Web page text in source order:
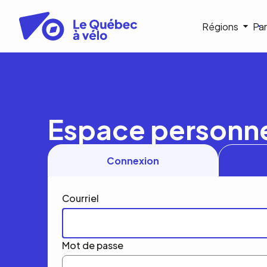
contenu
principal
Régions
Espace
Connexion
Courriel
Mot de passe